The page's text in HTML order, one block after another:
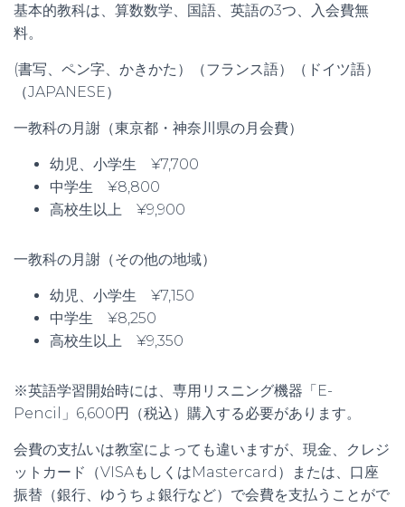
基本的教科は、算数数学、国語、英語の3つ、入会費無
料。
(書写、ペン字、かきかた）（フランス語）（ドイツ語）
（JAPANESE）
一教科の月謝（東京都・神奈川県の月会費）
幼児、小学生 ¥7,700
中学生 ¥8,800
高校生以上 ¥9,900
一教科の月謝（その他の地域）
幼児、小学生 ¥7,150
中学生 ¥8,250
高校生以上 ¥9,350
※英語学習開始時には、専用リスニング機器「E-
Pencil」6,600円（税込）購入する必要があります。
会費の支払いは教室によっても違いますが、現金、クレジ
ットカード（VISAもしくはMastercard）または、口座
振替（銀行、ゆうちょ銀行など）で会費を支払うことがで